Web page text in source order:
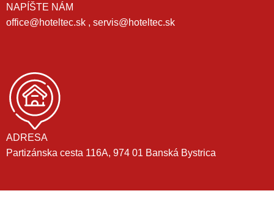
NAPÍŠTE NÁM
office@hoteltec.sk , servis@hoteltec.sk
ADRESA
Partizánska cesta 116A, 974 01 Banská Bystrica